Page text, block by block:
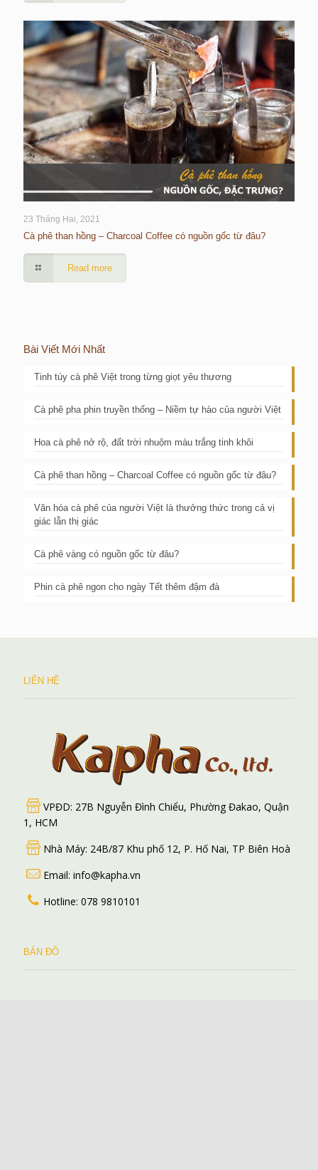
23 Tháng Hai, 2021
Cà phê than hồng – Charcoal Coffee có nguồn gốc từ đâu?
Read more
Bài Viết Mới Nhất
Tinh túy cà phê Việt trong từng giọt yêu thương
Cà phê pha phin truyền thống – Niềm tự hào của người Việt
Hoa cà phê nở rộ, đất trời nhuộm màu trắng tinh khôi
Cà phê than hồng – Charcoal Coffee có nguồn gốc từ đâu?
Văn hóa cà phê của người Việt là thưởng thức trong cả vị
giác lẫn thị giác
Cà phê vàng có nguồn gốc từ đâu?
Phin cà phê ngon cho ngày Tết thêm đậm đà
LIÊN HỆ
VPĐD: 27B Nguyễn Đình Chiểu, Phường Đakao, Quận
1, HCM
Nhà Máy: 24B/87 Khu phố 12, P. Hố Nai, TP Biên Hoà
Email: info@kapha.vn
Hotline: 078 9810101
BẢN ĐỒ